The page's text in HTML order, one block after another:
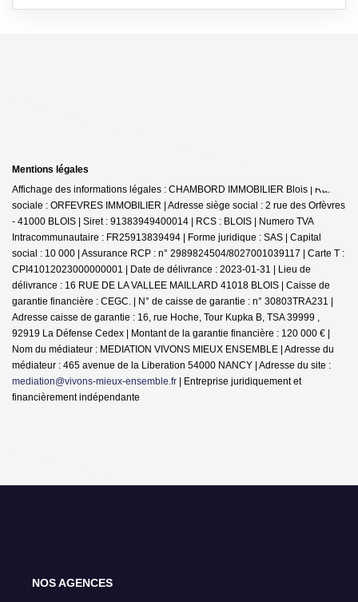
Mentions légales
Affichage des informations légales : CHAMBORD IMMOBILIER Blois | Raison
sociale : ORFEVRES IMMOBILIER | Adresse siège social : 2 rue des Orfèvres
- 41000 BLOIS | Siret : 91383949400014 | RCS : BLOIS | Numero TVA
Intracommunautaire : FR25913839494 | Forme juridique : SAS | Capital
social : 10 000 | Assurance RCP : n° 2989824504/8027001039117 | Carte T :
CPI41012023000000001 | Date de délivrance : 2023-01-31 | Lieu de
délivrance : 16 RUE DE LA VALLEE MAILLARD 41018 BLOIS | Caisse de
garantie financière : CEGC. | N° de caisse de garantie : n° 30803TRA231 |
Adresse caisse de garantie : 16, rue Hoche, Tour Kupka B, TSA 39999 ,
92919 La Défense Cedex | Montant de la garantie financière : 120 000 € |
Nom du médiateur : MEDIATION VIVONS MIEUX ENSEMBLE | Adresse du
médiateur : 465 avenue de la Liberation 54000 NANCY | Adresse du site :
mediation@vivons-mieux-ensemble.fr | Entreprise juridiquement et
financièrement indépendante
NOS AGENCES